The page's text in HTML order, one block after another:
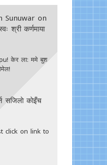
Sunuwaron
श्री कर्णमाया
केर ला: ममे बुश
सजिलाे काेइँच
click on link to